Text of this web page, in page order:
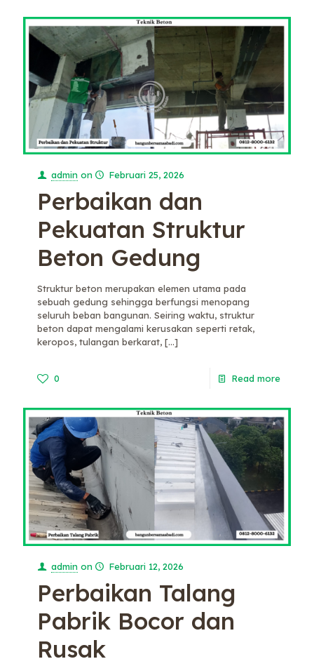
admin on Februari 25, 2026
Perbaikan dan
Pekuatan Struktur
Beton Gedung
Struktur beton merupakan elemen utama pada
sebuah gedung sehingga berfungsi menopang
seluruh beban bangunan. Seiring waktu, struktur
beton dapat mengalami kerusakan seperti retak,
keropos, tulangan berkarat, […]
0 Read more
admin on Februari 12, 2026
Perbaikan Talang
Pabrik Bocor dan
Rusak